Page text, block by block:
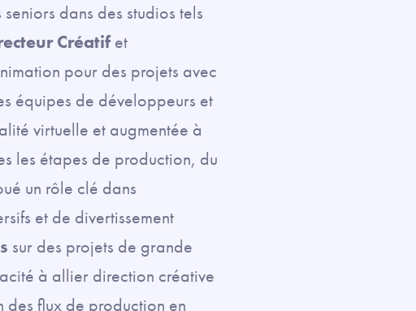
dans des studios tels
Créatif et
pour des projets avec
équipes de développeurs et
virtuelle et augmentée à
les étapes de production, du
un rôle clé dans
et de divertissement
sur des projets de grande
à allier direction créative
des flux de production en